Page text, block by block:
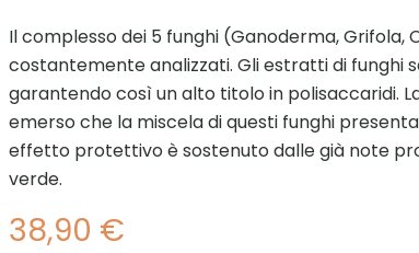
Il complesso dei 5 funghi (Ganoderma,
costantemente analizzati. Gli estratti di funghi
garantendo così un alto titolo in polisaccaridi.
emerso che la miscela di questi funghi
effetto protettivo è sostenuto dalle già note
verde.
38,90 €